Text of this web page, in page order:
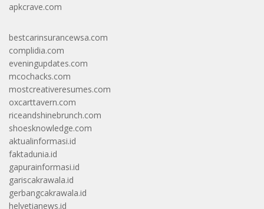
apkcrave.com
bestcarinsurancewsa.com
complidia.com
eveningupdates.com
mcochacks.com
mostcreativeresumes.com
oxcarttavern.com
riceandshinebrunch.com
shoesknowledge.com
aktualinformasi.id
faktadunia.id
gapurainformasi.id
gariscakrawala.id
gerbangcakrawala.id
helvetianews.id